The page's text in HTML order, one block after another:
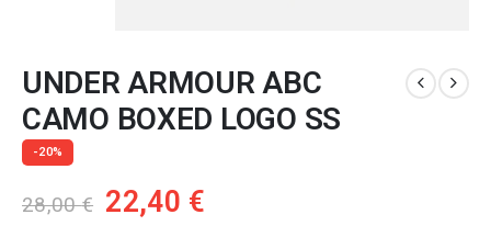
UNDER ARMOUR ABC
CAMO BOXED LOGO SS
-20%
28,00€ Original
22,40 €